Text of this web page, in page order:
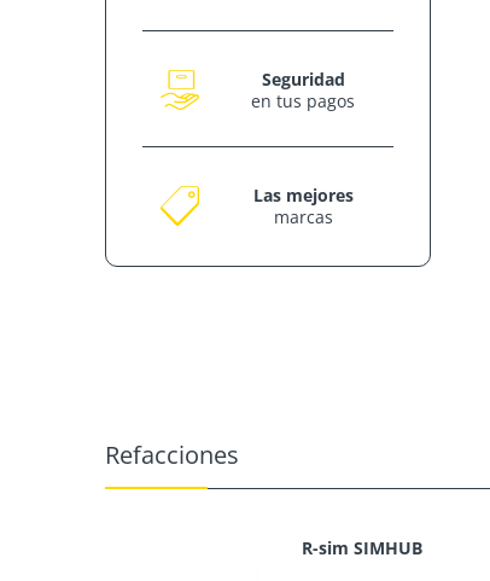
Seguridad
en tus pagos
Las mejores
marcas
Refacciones
R-sim SIMHUB